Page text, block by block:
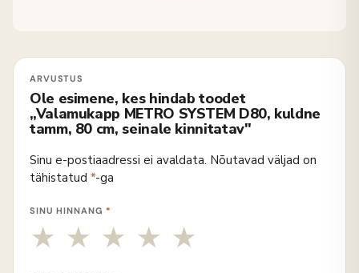
Ole esimene, kes hindab toodet
„Valamukapp METRO SYSTEM D80, kuldne
tamm, 80 cm, seinale kinnitatav"
Sinu e-postiaadressi ei avaldata. Nõutavad väljad on
tähistatud *-ga
SINU HINNANG *